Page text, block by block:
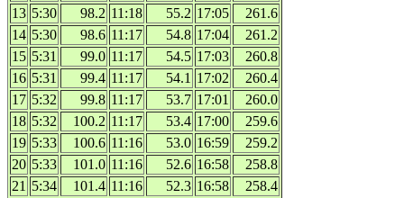
13 5:30 98.2 11:18 55.2 17:05
261.6
14 5:30 98.6 11:17 54.8 17:04
261.2
15 5:31 99.0 11:17 54.5 17:03
260.8
16 5:31 99.4 11:17 54.1 17:02
260.4
17 5:32 99.8 11:17 53.7 17:01
260.0
18 5:32 100.2 11:17 53.4 17:00
259.6
19 5:33 100.6 11:16 53.0 16:59
259.2
20 5:33 101.0 11:16 52.6 16:58
258.8
21 5:34 101.4 11:16 52.3 16:58
258.4